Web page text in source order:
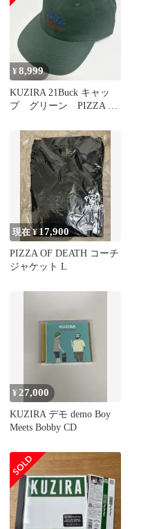
¥8,999
KUZIRA 21Buck キャッ
プ グリーン PIZZA OF
現在 ¥17,900
PIZZA OF DEATH コーチ
ジャケット L
¥27,000
KUZIRA デモ demo Boy
Meets Bobby CD